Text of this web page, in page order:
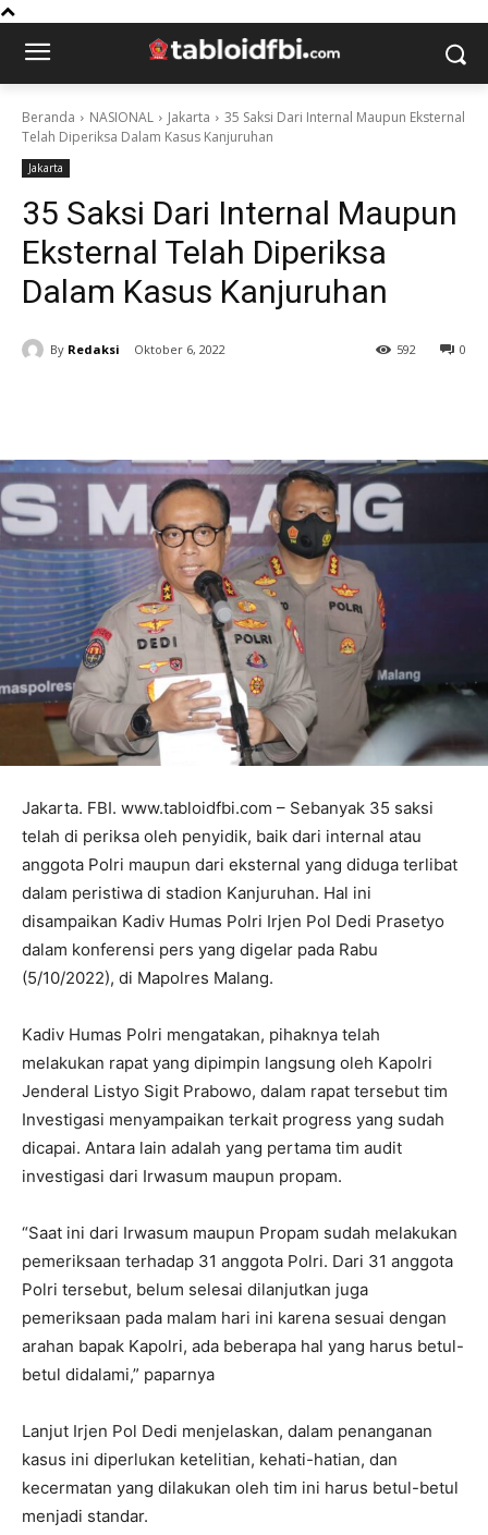
Beranda NASIONAL Jakarta
35 Saksi Dari Internal Maupun Eksternal
Telah Diperiksa Dalam Kasus Kanjuruhan
Jakarta
35 Saksi Dari Internal Maupun
Eksternal Telah Diperiksa
Dalam Kasus Kanjuruhan
By Redaksi Oktober 6, 2022 0
592
Jakarta. FBI. www.tabloidfbi.com – Sebanyak 35 saksi
telah di periksa oleh penyidik, baik dari internal atau
anggota Polri maupun dari eksternal yang diduga terlibat
dalam peristiwa di stadion Kanjuruhan. Hal ini
disampaikan Kadiv Humas Polri Irjen Pol Dedi Prasetyo
dalam konferensi pers yang digelar pada Rabu
(5/10/2022), di Mapolres Malang.
Kadiv Humas Polri mengatakan, pihaknya telah
melakukan rapat yang dipimpin langsung oleh Kapolri
Jenderal Listyo Sigit Prabowo, dalam rapat tersebut tim
Investigasi menyampaikan terkait progress yang sudah
dicapai. Antara lain adalah yang pertama tim audit
investigasi dari Irwasum maupun propam.
“Saat ini dari Irwasum maupun Propam sudah melakukan
pemeriksaan terhadap 31 anggota Polri. Dari 31 anggota
Polri tersebut, belum selesai dilanjutkan juga
pemeriksaan pada malam hari ini karena sesuai dengan
arahan bapak Kapolri, ada beberapa hal yang harus betul-
betul didalami,” paparnya
Lanjut Irjen Pol Dedi menjelaskan, dalam penanganan
kasus ini diperlukan ketelitian, kehati-hatian, dan
kecermatan yang dilakukan oleh tim ini harus betul-betul
menjadi standar.